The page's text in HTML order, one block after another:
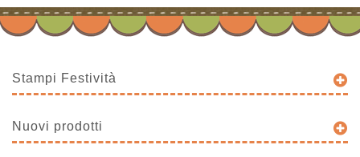
Stampi Festività
Nuovi prodotti